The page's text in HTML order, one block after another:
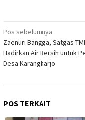
Navigasi
pos
Pos sebelumnya
Zaenuri Bangga, Satgas
Hadirkan Air Bersih untuk
Desa Karangharjo
POS TERKAIT